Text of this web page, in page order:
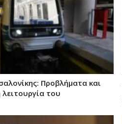
Προβλήματα και
του